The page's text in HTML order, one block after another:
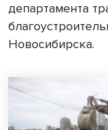
департамента
Новосибирска.